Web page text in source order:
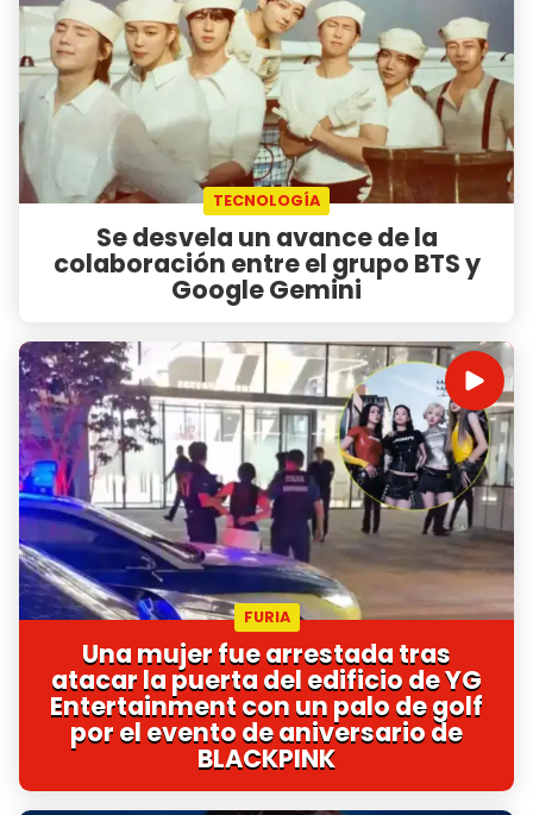
TECNOLOGÍA
Se desvela un avance de la
colaboración entre el grupo BTS y
Google Gemini
FURIA
Una mujer fue arrestada tras
atacar la puerta del edificio de YG
Entertainment con un palo de golf
por el evento de aniversario de
BLACKPINK